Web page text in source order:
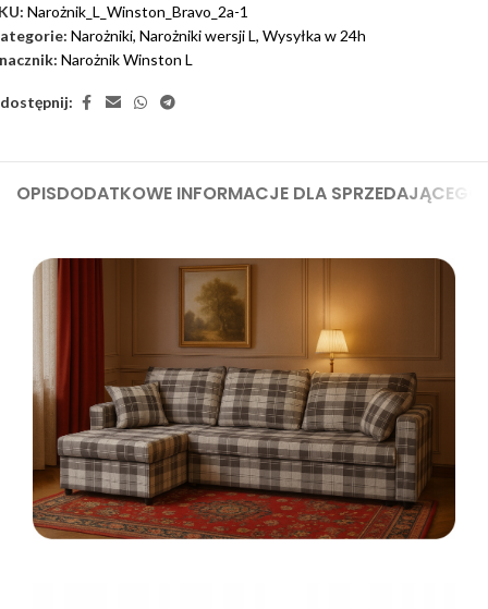
Narożnik_L_Winston_Bravo_2a-1
Narożniki, Narożniki wersji L, Wysyłka w 24h
Narożnik Winston L
OPISDODATKOWE INFORMACJE DLA SPRZEDAJĄCEGO